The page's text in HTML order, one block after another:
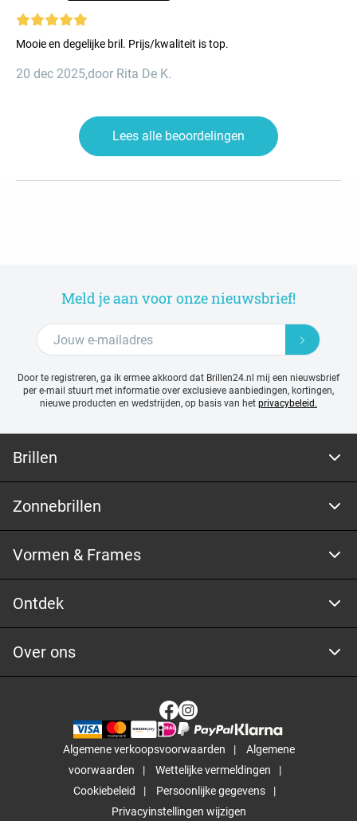
Mooie en degelijke bril. Prijs/kwaliteit is top.
20 dec 2025,door Rita De K.
Lees alle beoordelingen
Meld je aan voor onze nieuwsbrief!
Door te registreren, ga ik ermee akkoord dat Brillen24.nl mij een nieuwsbrief
per e-mail stuurt met informatie over exclusieve aanbiedingen, kortingen,
nieuwe producten en wedstrijden, op basis van het privacybeleid.
Brillen
Zonnebrillen
Vormen & Frames
Ontdek
Over ons
Algemene verkoopsvoorwaarden
Algemene
voorwaarden
Wettelijke vermeldingen
Cookiebeleid
Persoonlijke gegevens
Privacyinstellingen wijzigen